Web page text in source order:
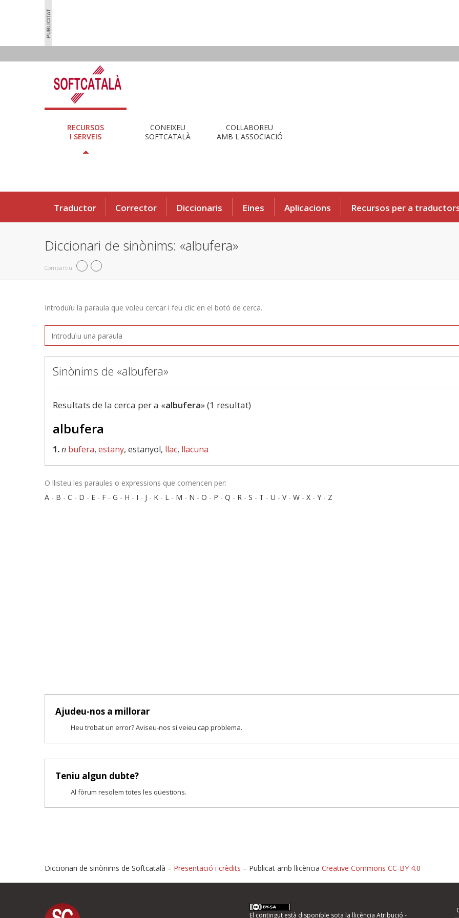
RECURSOS
I SERVEIS
CONEIXEU
SOFTCATALÀ
COL·LABOREU
AMB L'ASSOCIACIÓ
Traductor Corrector Diccionaris Eines Aplicacions Recursos per a
Diccionari de sinònims: «albufera»
Compartiu
Introduïu la paraula que voleu cercar i feu clic en el botó de cerca.
Sinònims de «albufera»
Resultats de la cerca per a «albufera» (1 resultat)
albufera
1.n bufera, estany, estanyol, llac, llacuna
O llisteu les paraules o expressions que comencen per:
A - B - C - D - E - F - G - H - I - J - K - L - M - N - O - P - Q - R - S - T - U - V- W - X - Y - Z
Ajudeu-nos a millorar
Heu trobat un error? Aviseu-nos si veieu cap problema.
Teniu algun dubte?
Al fòrum resolem totes les qüestions.
Proposeu-nos millores o informeu d'errors
Diccionari de sinònims de Softcatalà – Presentació i crèdits – Publicat amb llicència Creative Commons CC-BY 4.0
El contingut està disponible sota la llicència Atribució -